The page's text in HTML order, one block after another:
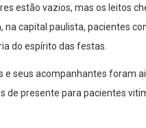
estão vazios, mas os leitos
capital paulista, pacientes
do espírito das festas.
seus acompanhantes foram
presente para pacientes